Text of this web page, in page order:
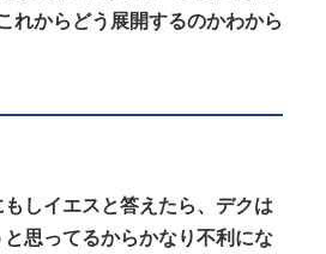
れからどう展開するのかわから
しイエスと答えたら、デクは
思ってるからかなり不利にな